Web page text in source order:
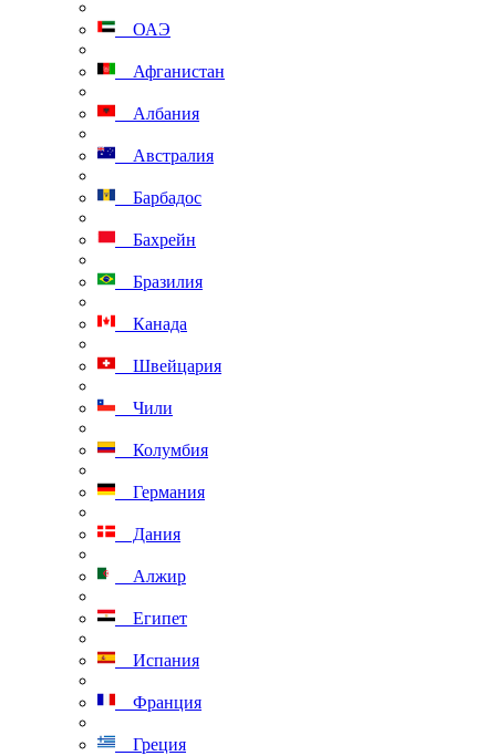
ОАЭ
Афганистан
Албания
Австралия
Барбадос
Бахрейн
Бразилия
Канада
Швейцария
Чили
Колумбия
Германия
Дания
Алжир
Египет
Испания
Франция
Греция